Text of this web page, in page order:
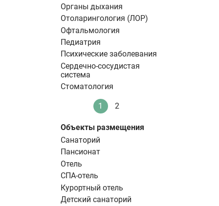
Органы дыхания
Отоларингология (ЛОР)
Офтальмология
Педиатрия
Психические заболевания
Сердечно-сосудистая
система
Стоматология
Нумерация
страниц Текущая
1 Стандартное
2
Объекты размещения
Санаторий
Пансионат
Отель
СПА-отель
Курортный отель
Детский санаторий